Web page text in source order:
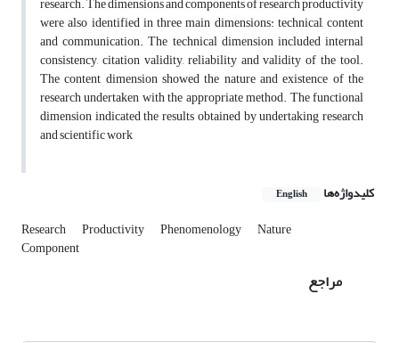
were also identified in three main dimensions: technical, content
and communication. The technical dimension included internal
consistency, citation validity, reliability and validity of the tool.
The content dimension showed the nature and existence of the
research undertaken with the appropriate method. The functional
dimension indicated the results obtained by undertaking research
and scientific work
کلیدواژه‌ها English
Research Productivity Phenomenology Nature
Component
مراجع